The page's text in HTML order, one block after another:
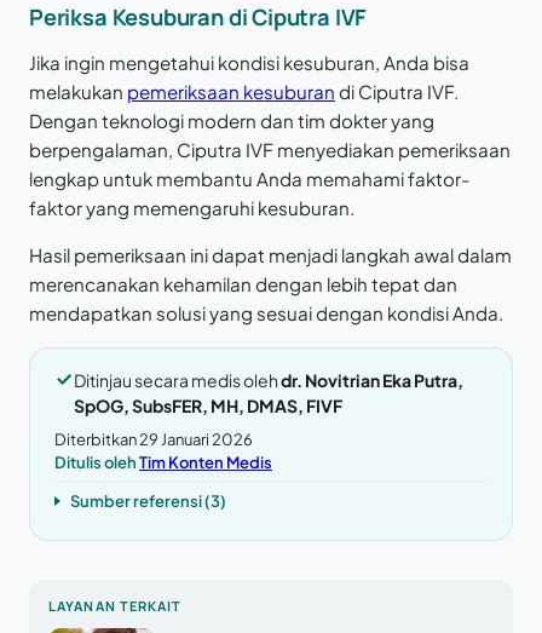
Periksa Kesuburan di Ciputra IVF
Jika ingin mengetahui kondisi kesuburan, Anda bisa
melakukan pemeriksaan kesuburan di Ciputra IVF.
Dengan teknologi modern dan tim dokter yang
berpengalaman, Ciputra IVF menyediakan pemeriksaan
lengkap untuk membantu Anda memahami faktor-
faktor yang memengaruhi kesuburan.
Hasil pemeriksaan ini dapat menjadi langkah awal dalam
merencanakan kehamilan dengan lebih tepat dan
mendapatkan solusi yang sesuai dengan kondisi Anda.
Ditinjau secara medis olehdr. Novitrian Eka Putra,
SpOG, SubsFER, MH, DMAS, FIVF
Diterbitkan 29 Januari 2026
Ditulis olehTim Konten Medis
Sumber referensi (3)
LAYANAN TERKAIT